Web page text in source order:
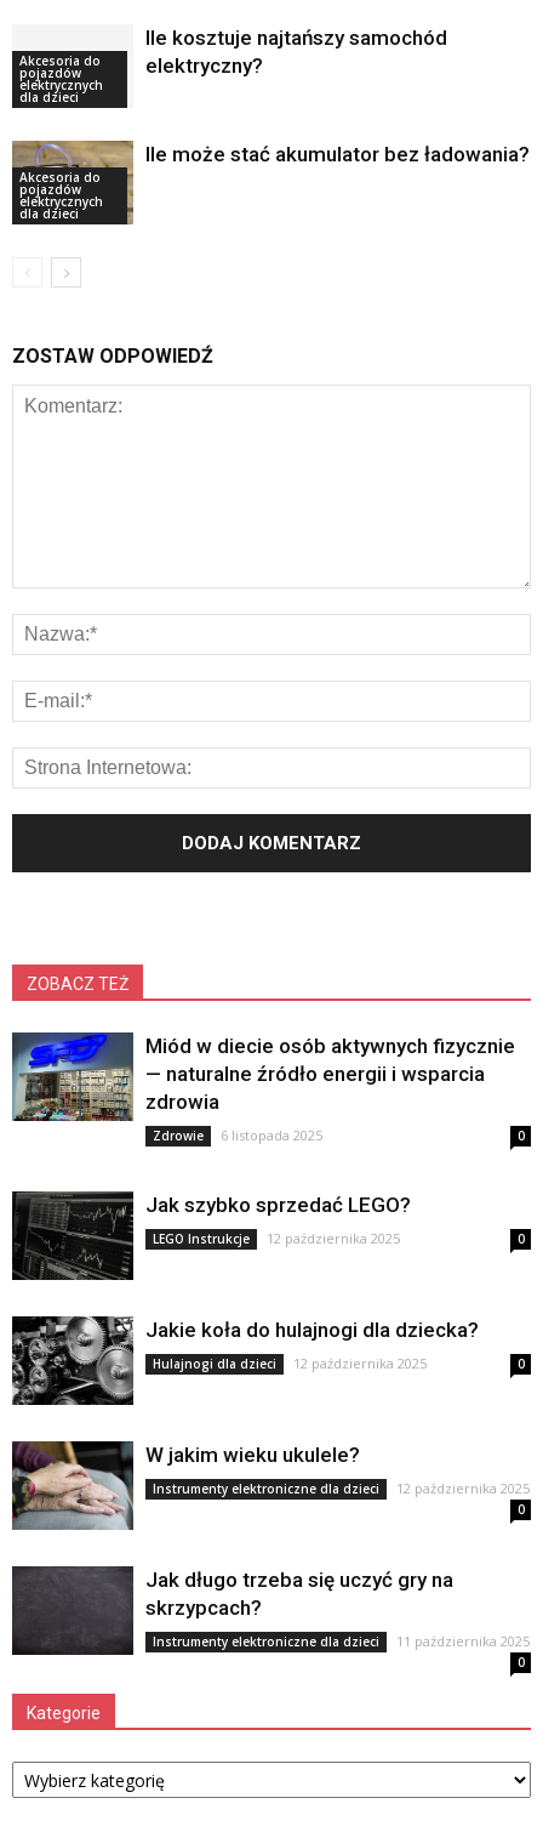
Akcesoria do
pojazdów
elektrycznych
dla dzieci
Ile kosztuje najtańszy samochód
elektryczny?
Akcesoria do
pojazdów
elektrycznych
dla dzieci
Ile może stać akumulator bez ładowania?
ZOSTAW ODPOWIEDŹ
ZOBACZ TEŻ
Miód w diecie osób aktywnych fizycznie
— naturalne źródło energii i wsparcia
zdrowia
Zdrowie 6 listopada 2025 0
Jak szybko sprzedać LEGO?
LEGO Instrukcje 12 października 2025 0
Jakie koła do hulajnogi dla dziecka?
Hulajnogi dla dzieci 12 października 2025 0
W jakim wieku ukulele?
Instrumenty elektroniczne dla dzieci 12 października 2025
0
Jak długo trzeba się uczyć gry na
skrzypcach?
Instrumenty elektroniczne dla dzieci 11 października 2025
0
Kategorie
Kategorie